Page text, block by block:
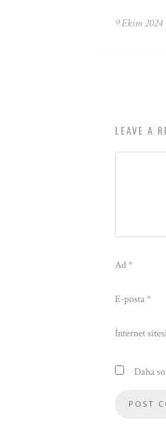
9 Ekim 2024
LEAVE A
Ad*
E-posta*
İnternet sitesi
Daha